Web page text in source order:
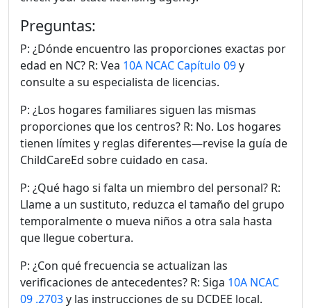
Preguntas:
P: ¿Dónde encuentro las proporciones exactas por
edad en NC? R: Vea 10A NCAC Capítulo 09y
consulte a su especialista de licencias.
P: ¿Los hogares familiares siguen las mismas
proporciones que los centros? R: No. Los hogares
tienen límites y reglas diferentes—revise la guía de
ChildCareEd sobre cuidado en casa.
P: ¿Qué hago si falta un miembro del personal? R:
Llame a un sustituto, reduzca el tamaño del grupo
temporalmente o mueva niños a otra sala hasta
que llegue cobertura.
P: ¿Con qué frecuencia se actualizan las
verificaciones de antecedentes? R: Siga 10A NCAC
09 .2703y las instrucciones de su DCDEE local.